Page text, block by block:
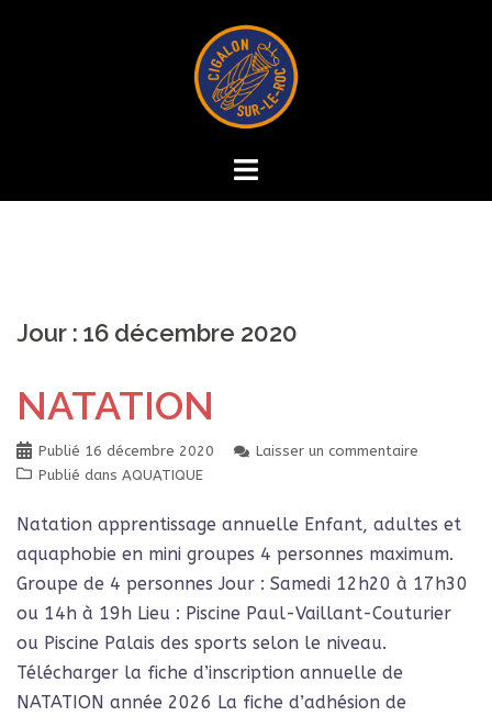
Jour : 16 décembre 2020
NATATION
Publié 16 décembre 2020
Laisser un commentaire
Publié dans AQUATIQUE
Natation apprentissage annuelle Enfant, adultes et
aquaphobie en mini groupes 4 personnes maximum.
Groupe de 4 personnes Jour : Samedi 12h20 à 17h30
ou 14h à 19h Lieu : Piscine Paul-Vaillant-Couturier
ou Piscine Palais des sports selon le niveau.
Télécharger la fiche d’inscription annuelle de
NATATION année 2026 La fiche d’adhésion de